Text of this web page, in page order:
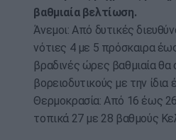
βαθμιαία βελτίωση.
Άνεμοι: Από δυτικές
νότιες 4 με 5 πρόσκαιρα
βραδινές ώρες βαθμιαία θα
βορειοδυτικούς με την ίδια
Θερμοκρασία: Από 16 έως
τοπικά 27 με 28 βαθμούς